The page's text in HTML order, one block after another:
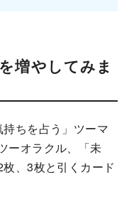
増やしてみま
ちを占う」ツーマ
ーオラクル、「未
、3枚と引くカード